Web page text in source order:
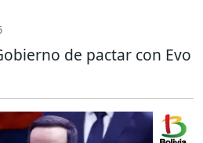
de pactar con Evo